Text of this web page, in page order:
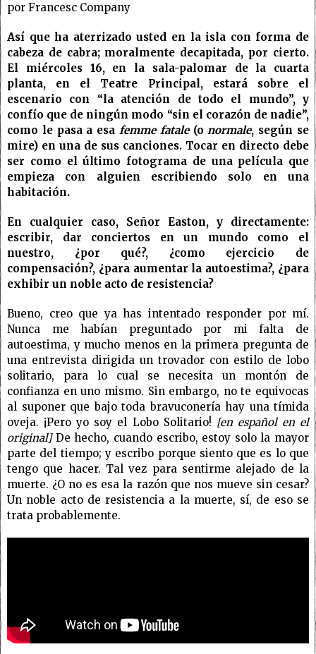
por Francesc Company
Así que ha aterrizado usted en la isla con forma de
cabeza de cabra; moralmente decapitada, por cierto.
El miércoles 16, en la sala-palomar de la cuarta
planta, en el Teatre Principal, estará sobre el
escenario con “la atención de todo el mundo”, y
confío que de ningún modo “sin el corazón de nadie”,
como le pasa a esa femme fatale(onormale, según se
mire) en una de sus canciones. Tocar en directo debe
ser como el último fotograma de una película que
empieza con alguien escribiendo solo en una
habitación.
En cualquier caso, Señor Easton, y directamente:
escribir, dar conciertos en un mundo como el
nuestro, ¿por qué?, ¿como ejercicio de
compensación?, ¿para aumentar la autoestima?, ¿para
exhibir un noble acto de resistencia?
Bueno, creo que ya has intentado responder por mí.
Nunca me habían preguntado por mi falta de
autoestima, y mucho menos en la primera pregunta de
una entrevista dirigida un trovador con estilo de lobo
solitario, para lo cual se necesita un montón de
confianza en uno mismo. Sin embargo, no te equivocas
al suponer que bajo toda bravuconería hay una tímida
oveja. ¡Pero yo soy el Lobo Solitario! [en español en el
original]De hecho, cuando escribo, estoy solo la mayor
parte del tiempo; y escribo porque siento que es lo que
tengo que hacer. Tal vez para sentirme alejado de la
muerte. ¿O no es esa la razón que nos mueve sin cesar?
Un noble acto de resistencia a la muerte, sí, de eso se
trata probablemente.